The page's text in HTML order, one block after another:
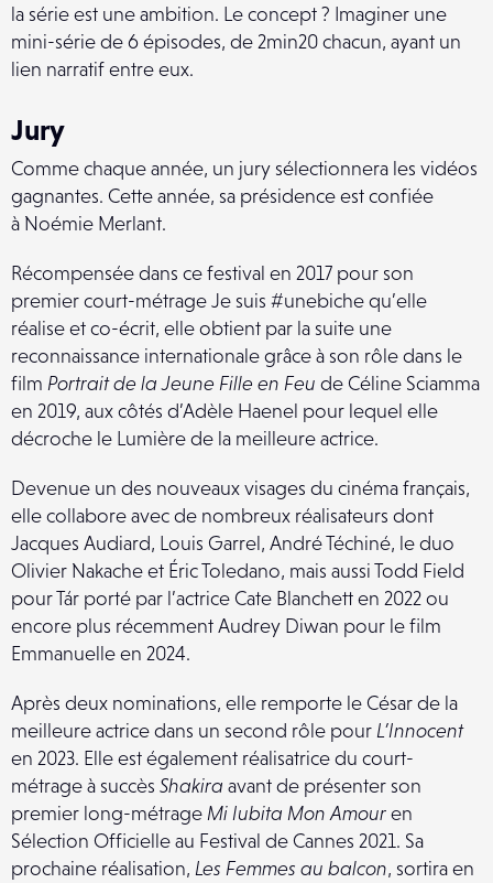
la série est une ambition. Le concept ? Imaginer une
mini-série de 6 épisodes, de 2min20 chacun, ayant un
lien narratif entre eux.
Jury
Comme chaque année, un jury sélectionnera les vidéos
gagnantes. Cette année, sa présidence est confiée
à Noémie Merlant.
Récompensée dans ce festival en 2017 pour son
premier court-métrage Je suis #unebiche qu’elle
réalise et co-écrit, elle obtient par la suite une
reconnaissance internationale grâce à son rôle dans le
film Portrait de la Jeune Fille en Feu de Céline Sciamma
en 2019, aux côtés d’Adèle Haenel pour lequel elle
décroche le Lumière de la meilleure actrice.
Devenue un des nouveaux visages du cinéma français,
elle collabore avec de nombreux réalisateurs dont
Jacques Audiard, Louis Garrel, André Téchiné, le duo
Olivier Nakache et Éric Toledano, mais aussi Todd Field
pour Tár porté par l’actrice Cate Blanchett en 2022 ou
encore plus récemment Audrey Diwan pour le film
Emmanuelle en 2024.
Après deux nominations, elle remporte le César de la
meilleure actrice dans un second rôle pourL’Innocent
en 2023. Elle est également réalisatrice du court-
métrage à succès Shakira avant de présenter son
premier long-métrageMi Iubita Mon Amouren
Sélection Officielle au Festival de Cannes 2021. Sa
prochaine réalisation, Les Femmes au balcon, sortira en